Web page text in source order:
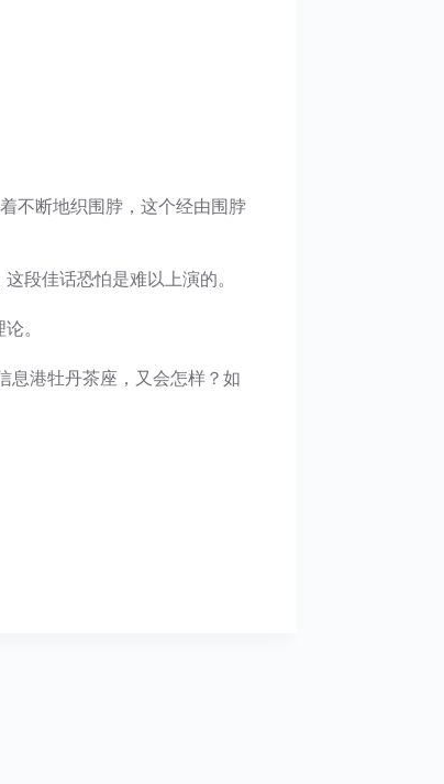
不断地织围脖，这个经由围脖
段佳话恐怕是难以上演的。
。
港牡丹茶座，又会怎样？如